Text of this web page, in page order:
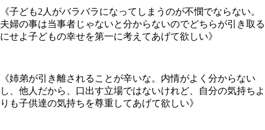
《子ども2人がバラバラになってしまうのが不憫でならない。
夫婦の事は当事者じゃないと分からないのでどちらが引き取る
にせよ子どもの幸せを第一に考えてあげて欲しい》
《姉弟が引き離されることが辛いな。内情がよく分からない
し、他人だから、口出す立場ではないけれど、自分の気持ちよ
りも子供達の気持ちを尊重してあげて欲しい》